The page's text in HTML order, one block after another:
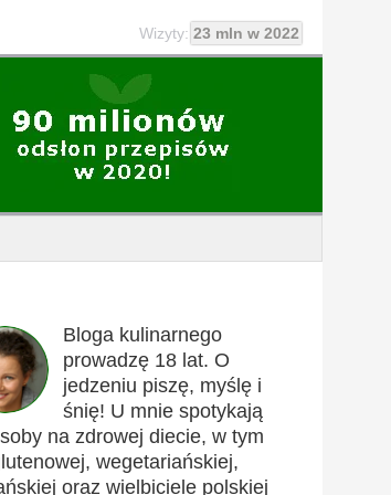
Wizyty: 23 mln w 2022
Bloga kulinarnego
prowadzę 18 lat. O
jedzeniu piszę, myślę i
śnię! U mnie spotykają
na zdrowej diecie, w tym
wegetariańskiej,
oraz wielbiciele polskiej